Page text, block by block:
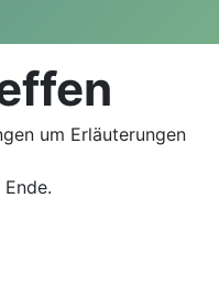
um Erläuterungen